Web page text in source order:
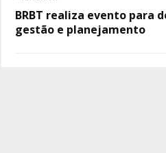
BRBT realiza evento para
gestão e planejamento